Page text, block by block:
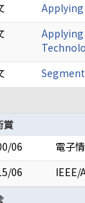
Applying
賞
06
電子
06
IEEE/